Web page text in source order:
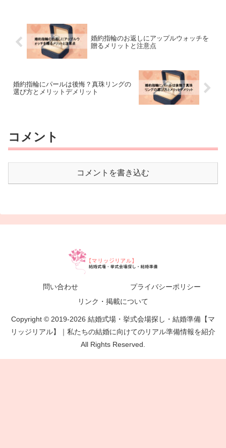
婚約指輪のお返しにアップルウォッチを
贈るメリットと注意点
婚約指輪にパールは後悔？真珠リングの
選び方とメリットデメリット
コメント
コメントを書き込む
問い合わせ
プライバシーポリシー
リンク・掲載について
Copyright © 2019-2026 結婚式場・挙式会場探し・結婚準備【マ
リッジリアル】｜私たちの結婚に向けてのリアル準備情報を紹介
All Rights Reserved.